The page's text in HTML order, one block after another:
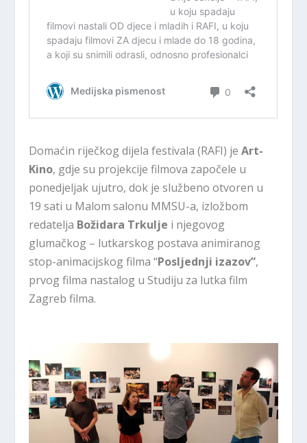
Domaćin riječkog dijela festivala (RAFI) jeArt-
Kino, gdje su projekcije filmova započele u
ponedjeljak ujutro, dok je službeno otvoren u
19 sati u Malom salonu MMSU-a, izložbom
redatelja Božidara Trkulje i njegovog
glumačkog – lutkarskog postava animiranog
stop-animacijskog filma “Posljednji izazov”,
prvog filma nastalog u Studiju za lutka film
Zagreb filma.